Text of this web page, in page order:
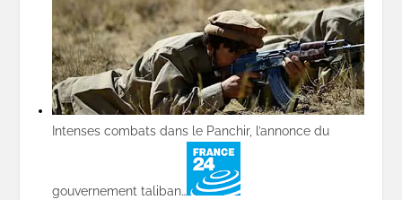
Intenses combats dans le Panchir, l’annonce du
gouvernement taliban…